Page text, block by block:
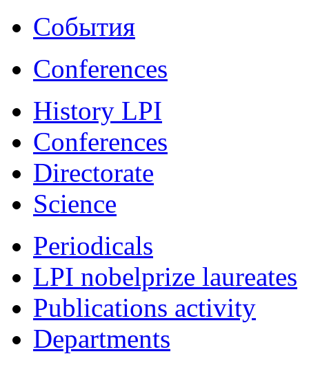
События
Conferences
History LPI
Conferences
Directorate
Science
Periodicals
LPI nobelprize laureates
Publications activity
Departments